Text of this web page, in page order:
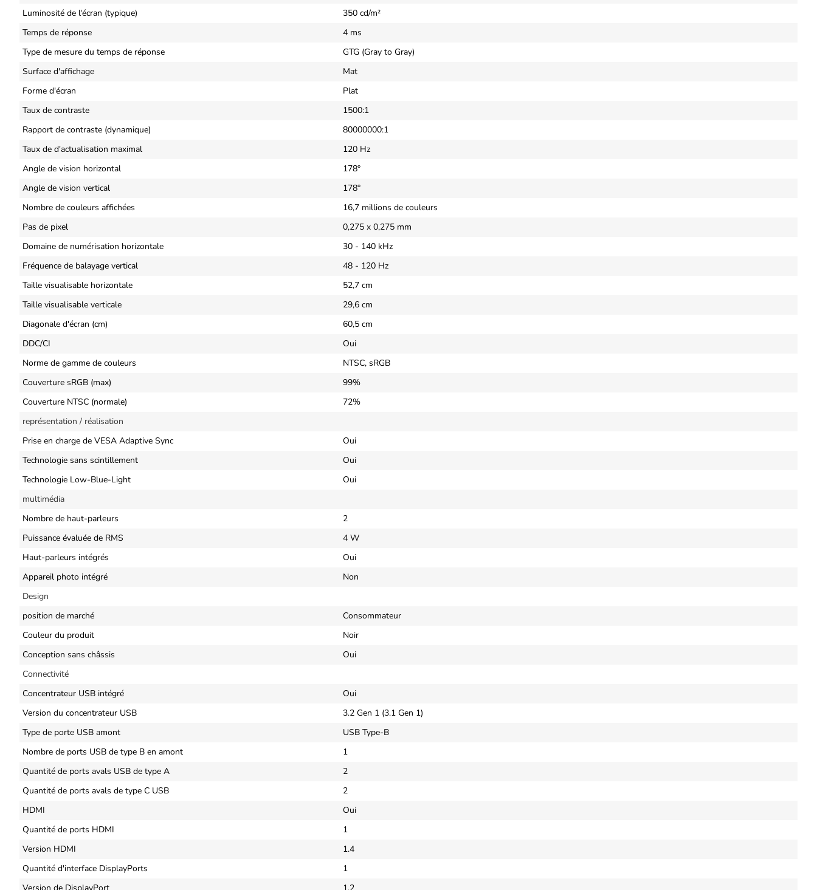
Luminosité de l'écran (typique)
350 cd/m²
Temps de réponse
4 ms
Type de mesure du temps de réponse
GTG (Gray to Gray)
Surface d'affichage
Mat
Forme d'écran
Plat
Taux de contraste
1500:1
Rapport de contraste (dynamique)
80000000:1
Taux de d'actualisation maximal
120 Hz
Angle de vision horizontal
178°
Angle de vision vertical
178°
Nombre de couleurs affichées
16,7 millions de couleurs
Pas de pixel
0,275 x 0,275 mm
Domaine de numérisation horizontale
30 - 140 kHz
Fréquence de balayage vertical
48 - 120 Hz
Taille visualisable horizontale
52,7 cm
Taille visualisable verticale
29,6 cm
Diagonale d'écran (cm)
60,5 cm
DDC/CI
Oui
Norme de gamme de couleurs
NTSC, sRGB
Couverture sRGB (max)
99%
Couverture NTSC (normale)
72%
représentation / réalisation
Prise en charge de VESA Adaptive Sync
Oui
Technologie sans scintillement
Oui
Technologie Low-Blue-Light
Oui
multimédia
Nombre de haut-parleurs
2
Puissance évaluée de RMS
4 W
Haut-parleurs intégrés
Oui
Appareil photo intégré
Non
Design
position de marché
Consommateur
Couleur du produit
Noir
Conception sans châssis
Oui
Connectivité
Concentrateur USB intégré
Oui
Version du concentrateur USB
3.2 Gen 1 (3.1 Gen 1)
Type de porte USB amont
USB Type-B
Nombre de ports USB de type B en amont
1
Quantité de ports avals USB de type A
2
Quantité de ports avals de type C USB
2
HDMI
Oui
Quantité de ports HDMI
1
Version HDMI
1.4
Quantité d'interface DisplayPorts
1
Version de DisplayPort
1.2